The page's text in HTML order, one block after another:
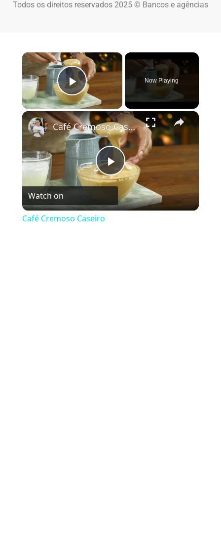
Todos os direitos reservados 2025 © Bancos e agências
×
Play Video
Now Playing
×
Play Video
Café Cremoso Caseiro
Watch on
Café Cremoso Caseiro